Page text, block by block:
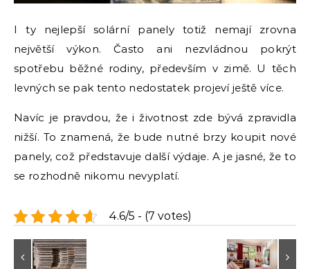
I ty nejlepší solární panely totiž nemají zrovna
největší výkon. Často ani nezvládnou pokrýt
spotřebu běžné rodiny, především v zimě. U těch
levných se pak tento nedostatek projeví ještě více.
Navíc je pravdou, že i životnost zde bývá zpravidla
nižší. To znamená, že bude nutné brzy koupit nové
panely, což představuje další výdaje. A je jasné, že to
se rozhodně nikomu nevyplatí.
4.6/5 - (7 votes)